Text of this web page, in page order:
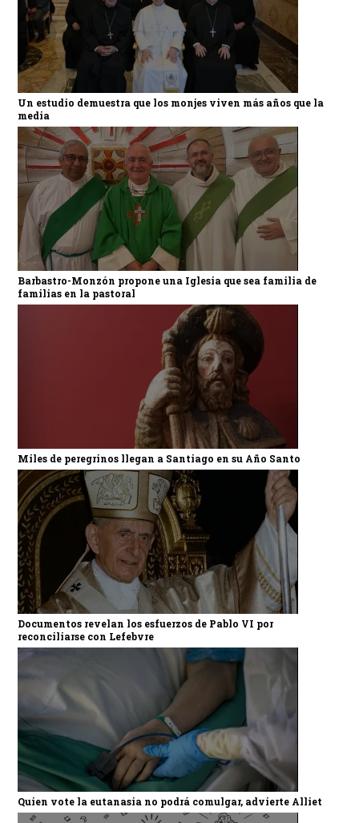
Un estudio demuestra que los monjes viven más años que la
media
Barbastro-Monzón propone una Iglesia que sea familia de
familias en la pastoral
Miles de peregrinos llegan a Santiago en su Año Santo
Documentos revelan los esfuerzos de Pablo VI por
reconciliarse con Lefebvre
Quien vote la eutanasia no podrá comulgar, advierte Alliet